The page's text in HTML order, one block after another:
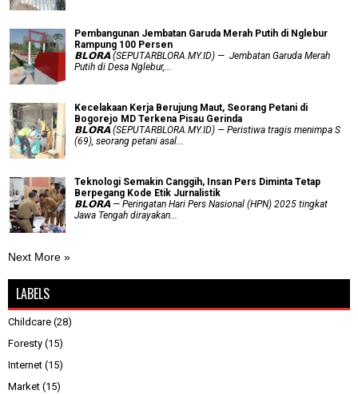
Pembangunan Jembatan Garuda Merah Putih di Nglebur
Rampung 100 Persen
𝗕𝗟𝗢𝗥𝗔 (SEPUTARBLORA.MY.ID) — Jembatan Garuda Merah
Putih di Desa Nglebur,...
Kecelakaan Kerja Berujung Maut, Seorang Petani di
Bogorejo MD Terkena Pisau Gerinda
𝗕𝗟𝗢𝗥𝗔 (SEPUTARBLORA.MY.ID) — Peristiwa tragis menimpa S
(69), seorang petani asal...
Teknologi Semakin Canggih, Insan Pers Diminta Tetap
Berpegang Kode Etik Jurnalistik
𝗕𝗟𝗢𝗥𝗔 — Peringatan Hari Pers Nasional (HPN) 2025 tingkat
Jawa Tengah dirayakan...
Next More »
LABELS
Childcare (28)
Foresty (15)
Internet (15)
Market (15)